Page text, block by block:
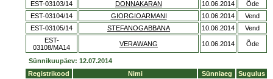
EST-03103/14
DONNAKARAN 10.06.2014
Õde
EST-03104/14
GIORGIOARMANI 10.06.2014
Vend
EST-03105/14
STEFANOGABBANA 10.06.2014
Vend
EST-
03108/MA14
VERAWANG 10.06.2014 Õde
Sünnikuupäev: 12.07.2014
Registrikood
Nimi Sünniaeg
Sugulus